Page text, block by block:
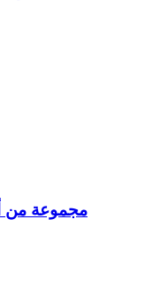
مجموعة من أفضل 10 ألعاب